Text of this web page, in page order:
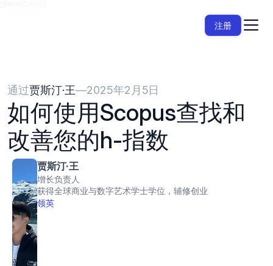
注册
通过贾斯汀·王—2025年2月5日
如何使用Scopus查找和
改善您的h-指数
贾斯汀·王
增长负责人
获得全球商业与数字艺术学士学位，辅修创业
领英